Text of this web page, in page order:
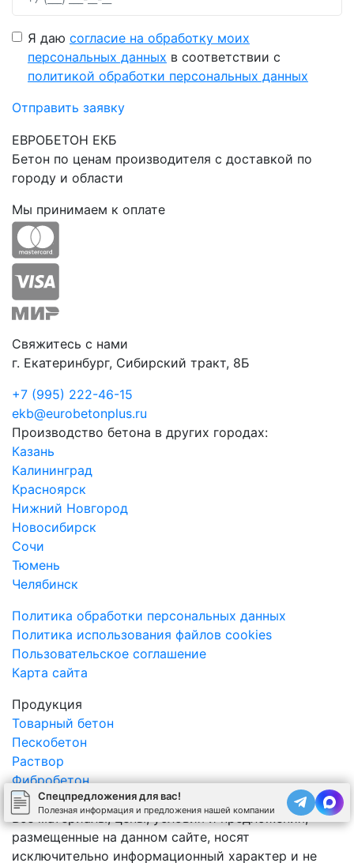
Я даю согласие на обработку моих
персональных данных в соответствии с
политикой обработки персональных данных
Отправить заявку
ЕВРОБЕТОН ЕКБ
Бетон по ценам производителя с доставкой по
городу и области
Мы принимаем к оплате
Свяжитесь с нами
г. Екатеринбург, Сибирский тракт, 8Б
+7 (995) 222-46-15
ekb@eurobetonplus.ru
Производство бетона в других городах:
Казань
Калининград
Красноярск
Нижний Новгород
Новосибирск
Сочи
Тюмень
Челябинск
Политика обработки персональных данных
Политика использования файлов cookies
Пользовательское соглашение
Карта сайта
Продукция
Товарный бетон
Пескобетон
Раствор
Фибробетон
Керамзитобетон
Все материалы, цены, условия и предложения,
размещенные на данном сайте, носят
исключительно информационный характер и не
Спецпредложения для вас!
Полезная информация и предложения нашей компании